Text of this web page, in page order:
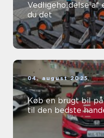
Vedligeholdelse af
du det
04. august 2025
Køb en brugt bil
til den bedste